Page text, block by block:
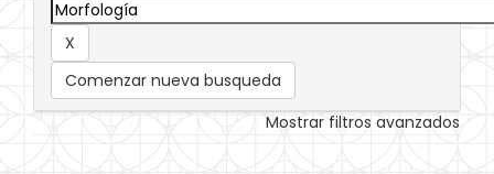
Comenzar nueva busqueda
Mostrar filtros avanzados